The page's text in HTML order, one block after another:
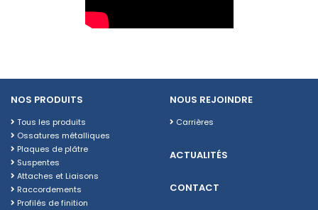
NOS PRODUITS
Tous les produits
Ossatures métalliques
Plaques de plâtre
Suspentes
Attaches et Liaisons
Raccordements
Profilés de finition
NOUS REJOINDRE
Carrières
ACTUALITÉS
CONTACT